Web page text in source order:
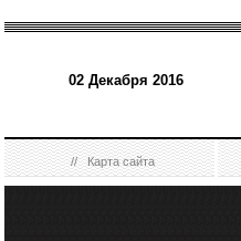
02 Декабря 2016
//Карта сайта